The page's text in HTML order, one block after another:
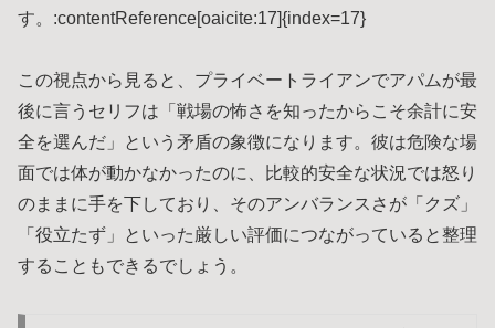
す。:contentReference[oaicite:17]{index=17}
この視点から見ると、プライベートライアンでアパムが最
後に言うセリフは「戦場の怖さを知ったからこそ余計に安
全を選んだ」という矛盾の象徴になります。彼は危険な場
面では体が動かなかったのに、比較的安全な状況では怒り
のままに手を下しており、そのアンバランスさが「クズ」
「役立たず」といった厳しい評価につながっていると整理
することもできるでしょう。